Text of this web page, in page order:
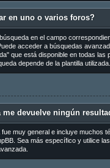
en uno o varios foros?
en el campo
acceder a búsquedas
que está disponible en todas las
depende de la plantilla utilizada.
devuelve ningún
muy general e incluye muchos
Sea más específico y utilice